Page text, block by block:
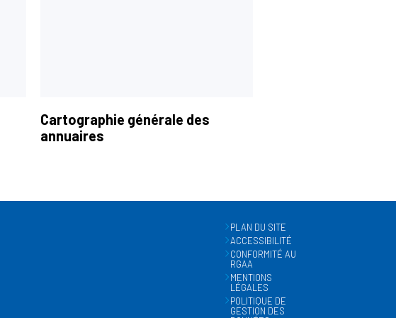
Cartographie générale des
annuaires
PLAN DU SITE
ACCESSIBILITÉ
CONFORMITÉ AU
RGAA
MENTIONS
LÉGALES
POLITIQUE DE
GESTION DES